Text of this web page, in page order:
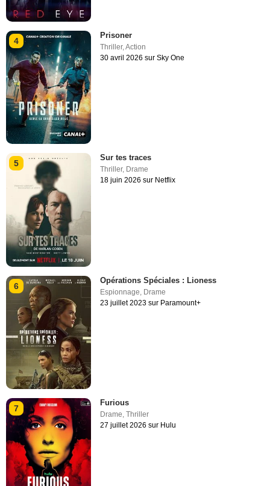
4
Prisoner
Thriller,Action
30 avril 2026 sur Sky One
5
Sur tes traces
Thriller, Drame
18 juin 2026 sur Netflix
6
Opérations Spéciales : Lioness
Espionnage Drame
23 juillet 2023 sur Paramount+
7
Furious
Drame,Thriller
27 juillet 2026 sur Hulu